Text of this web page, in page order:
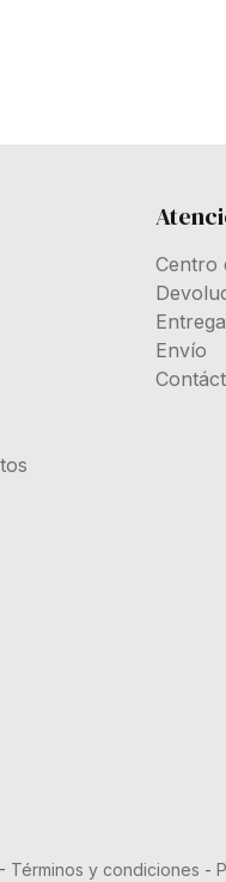
Centro
Entrega
Envío
Términos y condiciones -